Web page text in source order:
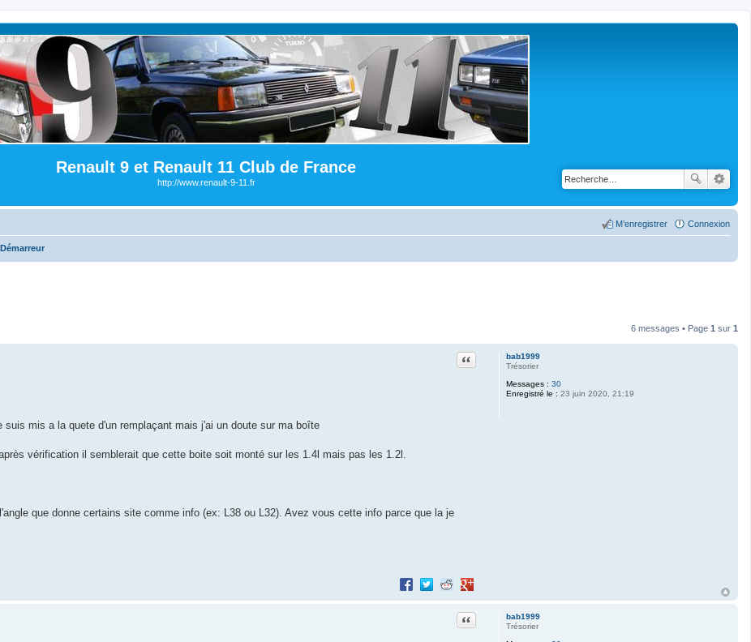
Renault 9 et Renault 11 Club de France
http://www.renault-9-11.fr
Connexion
M’enregistrer
6 messages • Page 1 sur 1
bab1999
Trésorier
Messages : 30
Enregistré le : 23 juin 2020, 21:19
Citation
mis a la quete d'un remplaçant mais j'ai un doute sur ma boîte
vérification il semblerait que cette boite soit monté sur les 1.4l mais pas les 1.2l.
que donne certains site comme info (ex: L38 ou L32). Avez vous cette info parce que la je
Partager sur Facebook
Partager sur Twitter
Partager sur Reddit
Partager sur Google+
bab1999
Trésorier
Citation